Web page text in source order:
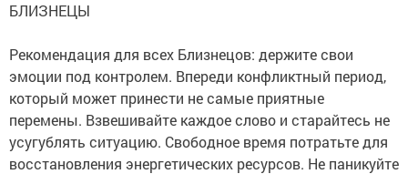
БЛИЗНЕЦЫ
Рекомендация для всех Близнецов: держите свои
эмоции под контролем. Впереди конфликтный период,
который может принести не самые приятные
перемены. Взвешивайте каждое слово и старайтесь не
усугублять ситуацию. Свободное время потратьте для
восстановления энергетических ресурсов. Не паникуйте